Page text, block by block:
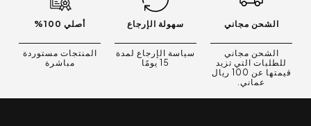
الشحن مجاني
الشحن مجاني
للطلبات التي تزيد
قيمتها عن 100 ريال
عماني.
سهولة الإرجاع
سياسة الإرجاع لمدة
15 يومًا
أصلي 100%
المنتجات مستوردة
مباشرة